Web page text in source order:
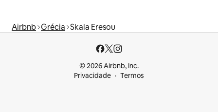
Airbnb Grécia Skala Eresou
© 2026 Airbnb, Inc.
Privacidade
Termos